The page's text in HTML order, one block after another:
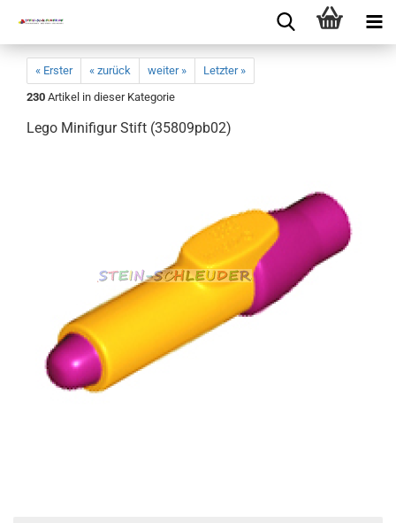
« Erster « zurück weiter »
Letzter »
230 Artikel in dieser Kategorie
Lego Minifigur Stift (35809pb02)